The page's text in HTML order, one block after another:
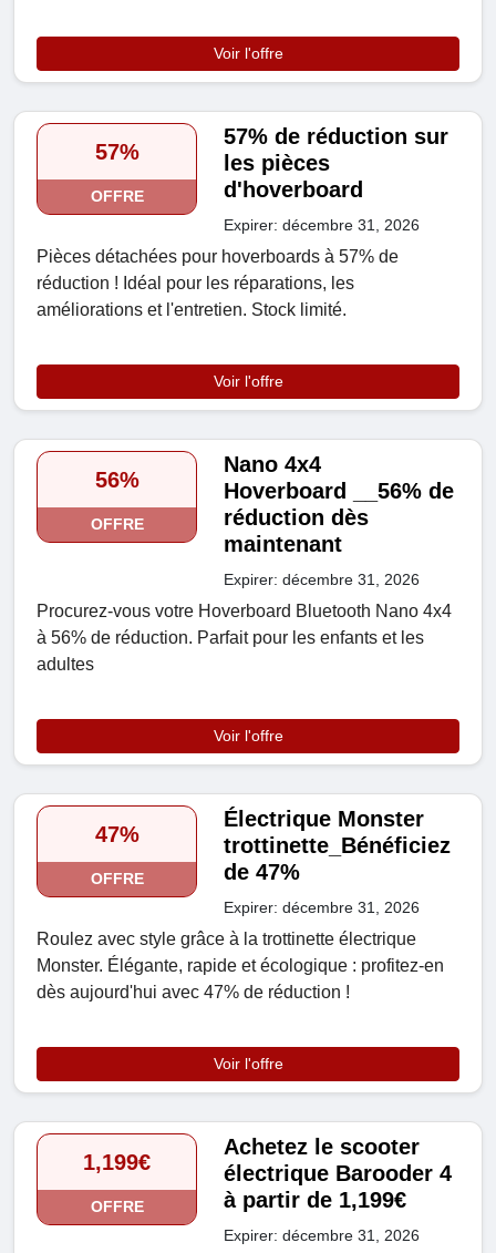
Voir l'offre
57%
OFFRE
57% de réduction sur
les pièces
d'hoverboard
Expirer: décembre 31, 2026
Pièces détachées pour hoverboards à 57% de
réduction ! Idéal pour les réparations, les
améliorations et l'entretien. Stock limité.
Voir l'offre
56%
OFFRE
Nano 4x4
Hoverboard __56% de
réduction dès
maintenant
Expirer: décembre 31, 2026
Procurez-vous votre Hoverboard Bluetooth Nano 4x4
à 56% de réduction. Parfait pour les enfants et les
adultes
Voir l'offre
47%
OFFRE
Électrique Monster
trottinette_Bénéficiez
de 47%
Expirer: décembre 31, 2026
Roulez avec style grâce à la trottinette électrique
Monster. Élégante, rapide et écologique : profitez-en
dès aujourd'hui avec 47% de réduction !
Voir l'offre
1,199€
OFFRE
Achetez le scooter
électrique Barooder 4
à partir de 1,199€
Expirer: décembre 31, 2026